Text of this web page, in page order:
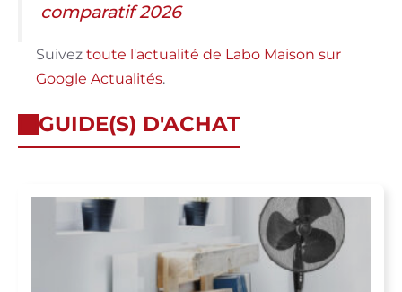
comparatif 2026
Suivez toute l'actualité de Labo Maison sur
Google Actualités.
GUIDE(S) D'ACHAT